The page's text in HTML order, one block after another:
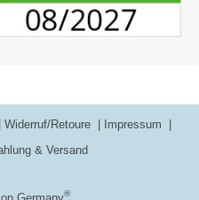
®
Widerruf/Retoure
Impressum
& Versand